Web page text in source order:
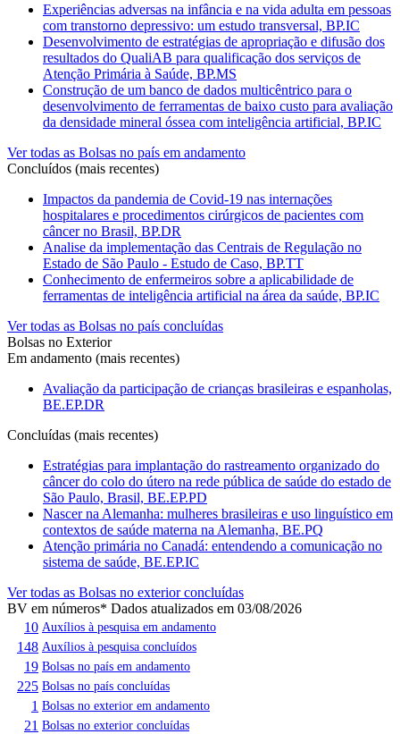
Experiências adversas na infância e na vida adulta em pessoas
com transtorno depressivo: um estudo transversal, BP.IC
Desenvolvimento de estratégias de apropriação e difusão dos
resultados do QualiAB para qualificação dos serviços de
Atenção Primária à Saúde, BP.MS
Construção de um banco de dados multicêntrico para o
desenvolvimento de ferramentas de baixo custo para avaliação
da densidade mineral óssea com inteligência artificial, BP.IC
Ver todas as Bolsas no país em andamento
Concluídos (mais recentes)
Impactos da pandemia de Covid-19 nas internações
hospitalares e procedimentos cirúrgicos de pacientes com
câncer no Brasil, BP.DR
Analise da implementação das Centrais de Regulação no
Estado de São Paulo - Estudo de Caso, BP.TT
Conhecimento de enfermeiros sobre a aplicabilidade de
ferramentas de inteligência artificial na área da saúde, BP.IC
Ver todas as Bolsas no país concluídas
Bolsas no Exterior
Em andamento (mais recentes)
Avaliação da participação de crianças brasileiras e espanholas,
BE.EP.DR
Concluídas (mais recentes)
Estratégias para implantação do rastreamento organizado do
câncer do colo do útero na rede pública de saúde do estado de
São Paulo, Brasil, BE.EP.PD
Nascer na Alemanha: mulheres brasileiras e uso linguístico em
contextos de saúde materna na Alemanha, BE.PQ
Atenção primária no Canadá: entendendo a comunicação no
sistema de saúde, BE.EP.IC
Ver todas as Bolsas no exterior concluídas
BV em números* Dados atualizados em 03/08/2026
10 Auxílios à pesquisa em andamento
148 Auxílios à pesquisa concluídos
19 Bolsas no país em andamento
225 Bolsas no país concluídas
1 Bolsas no exterior em andamento
21 Bolsas no exterior concluídas